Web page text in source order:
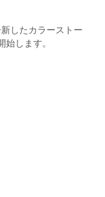
したカラーストー
始します。